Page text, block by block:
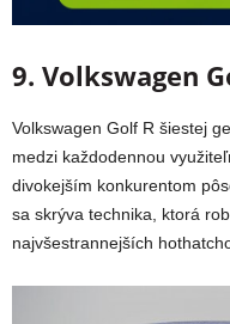
9. Volkswagen
Volkswagen Golf R šiestej
medzi každodennou
divokejším konkurentom
sa skrýva technika, ktorá
najvšestrannejších